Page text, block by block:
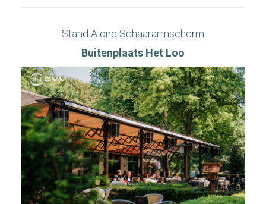
Stand Alone Schaararmscherm
Buitenplaats Het Loo